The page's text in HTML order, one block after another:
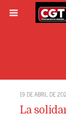
19 DE ABRIL DE
La